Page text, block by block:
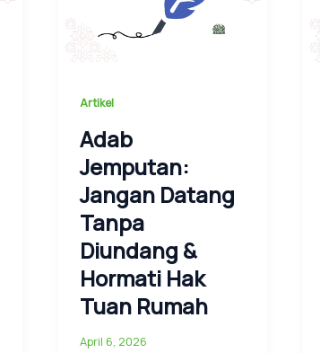
Artikel
Adab
Jemputan:
Jangan Datang
Tanpa
Diundang &
Hormati Hak
Tuan Rumah
April 6, 2026